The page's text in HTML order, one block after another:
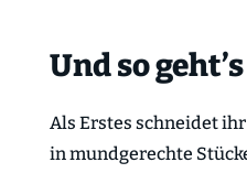
Und so geht’s
Als Erstes schneidet
in mundgerechte